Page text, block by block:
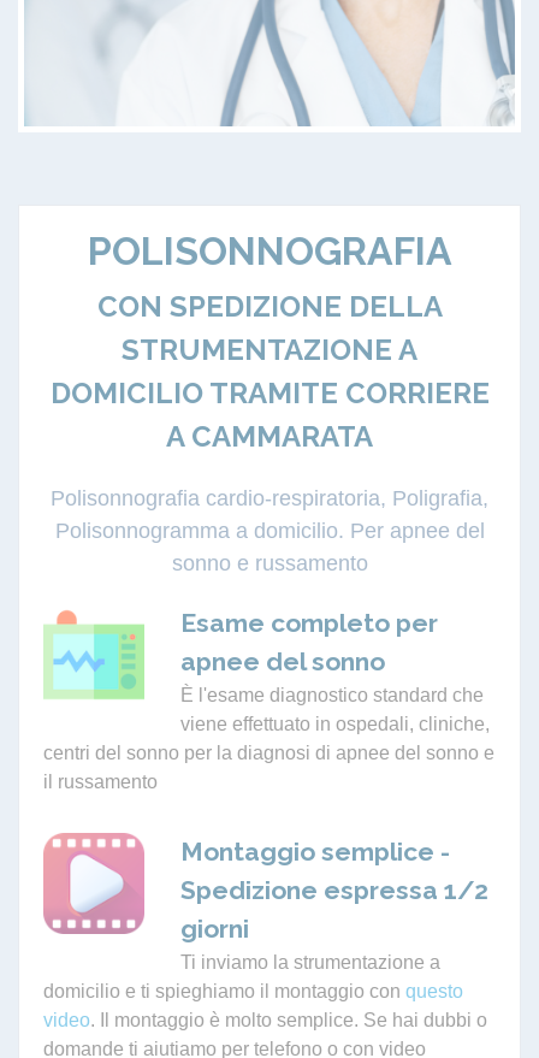
POLISONNOGRAFIA
CON SPEDIZIONE DELLA
STRUMENTAZIONE A
DOMICILIO TRAMITE CORRIERE
A CAMMARATA
Polisonnografia cardio-respiratoria, Poligrafia,
Polisonnogramma a domicilio. Per apnee del
sonno e russamento
Esame completo per
apnee del sonno
È l'esame diagnostico standard che
viene effettuato in ospedali, cliniche,
centri del sonno per la diagnosi di apnee del sonno e
il russamento
Montaggio semplice -
Spedizione espressa 1/2
giorni
Ti inviamo la strumentazione a
domicilio e ti spieghiamo il montaggio con questo
video. Il montaggio è molto semplice. Se hai dubbi o
domande ti aiutiamo per telefono o con video